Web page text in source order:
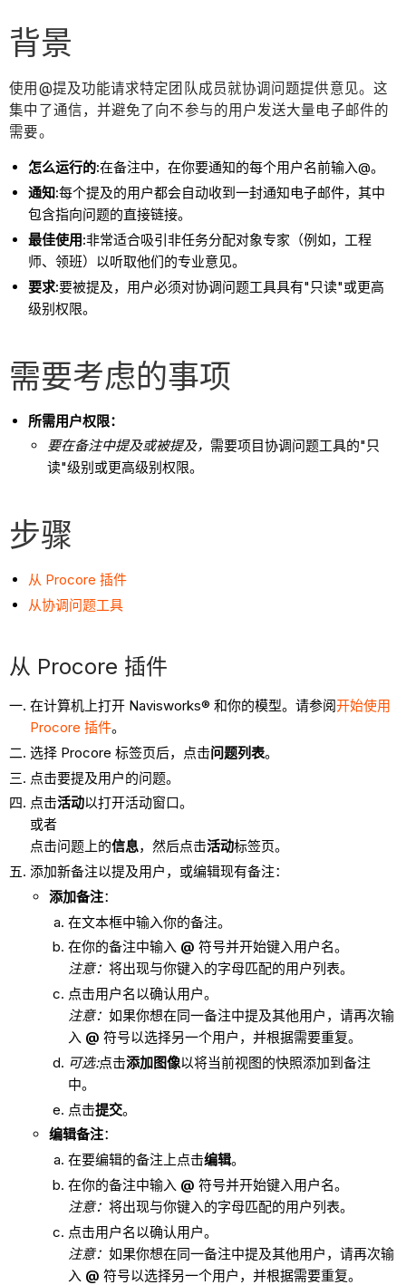
背景
使用@提及功能请求特定团队成员就协调问题提供意见。这
集中了通信，并避免了向不参与的用户发送大量电子邮件的
需要。
怎么运行的:在备注中，在你要通知的每个用户名前输入@。
通知:每个提及的用户都会自动收到一封通知电子邮件，其中
包含指向问题的直接链接。
最佳使用:非常适合吸引非任务分配对象专家（例如，工程
师、领班）以听取他们的专业意见。
要求:要被提及，用户必须对协调问题工具具有"只读"或更高
级别权限。
需要考虑的事项
所需用户权限：
要在备注中提及或被提及， 需要项目协调问题工具的"只
读"级别或更高级别权限。
步骤
从 Procore 插件
从协调问题工具
从 Procore 插件
在计算机上打开 Navisworks® 和你的模型。请参阅开始使用
Procore 插件。
选择 Procore 标签页后，点击问题列表。
点击要提及用户的问题。
点击活动以打开活动窗口。
或者
点击问题上的信息，然后点击活动标签页。
添加新备注以提及用户，或编辑现有备注：
添加备注：
在文本框中输入你的备注。
在你的备注中输入 @ 符号并开始键入用户名。
注意： 将出现与你键入的字母匹配的用户列表。
点击用户名以确认用户。
注意： 如果你想在同一备注中提及其他用户，请再次输
入 @ 符号以选择另一个用户，并根据需要重复。
可选:点击添加图像以将当前视图的快照添加到备注
中。
点击提交。
编辑备注：
在要编辑的备注上点击编辑。
在你的备注中输入 @ 符号并开始键入用户名。
注意： 将出现与你键入的字母匹配的用户列表。
点击用户名以确认用户。
注意： 如果你想在同一备注中提及其他用户，请再次输
入 @ 符号以选择另一个用户，并根据需要重复。